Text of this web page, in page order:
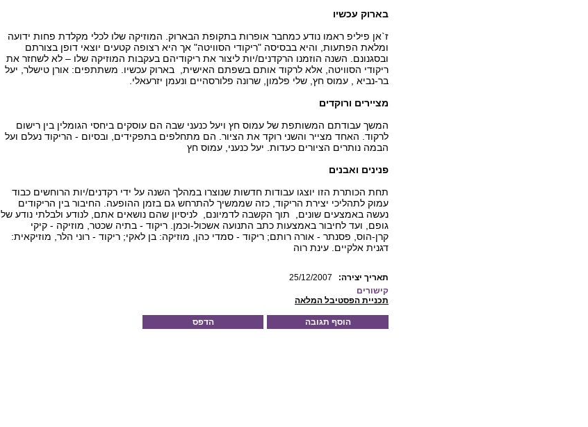
בארוק עכשיו
ז`אן פיליפ ראמו נודע כמחבר אופרות בתקופת הבארוק. המוזיקה שלו לכלי מקלדת פחות ידועה
ומלאת הפתעות, והיא בבסיסה "ריקודי הסוויטה" אך היא רצופה קטעים יוצאי דופן בצורתם
ובסגנונם. השנה הוזמנו הרקדנים/יות ליצור את ריקודיהם בעקבות המוזיקה שלו – לא לשחזר את
ריקודי הסוויטה, אלא לרקוד אותם בשפתם האישית, בארוק עכשיו. משתתפים: אורן טישלר, יעל
בר-נביא , עמוס חץ, שלי פלמון, שרונה פלורסהיים ונעמן יזרעאלי.
מציירים ורוקדים
המשך עבודתם המשותפת של עמוס חץ ויעל כנעני שבה הם עוסקים ביחסי הגומלין בין רישום
לרקוד. האחד מצייר והשני רוקד את הציור. הם מתחלפים בתפקידים, ובסיום - הריקוד נעלם ועל
הבמה נותרים הציורים כעדות. יעל כנעני, עמוס חץ
פנינים ואבנים
תחת הכותרת הזו יוצגו עבודות חדשות שנוצרו במהלך השנה על ידי רקדנים/יות הרוחשים כבוד
עמוק לתהליכי יצירת הריקוד, כזה שממשיך להתרחש גם בזמן ההופעה. החיבור בין הריקודים
נעשה באמצעים שונים, תוך הקשבה לדמיונם, לניסיון שהם נושאים אתם, לנודע ולבלתי נודע של
גופם, ועד לחיבור באמצעות כתב התנועה אשכול-וכמן. ריקוד - בתיה שכטר, מוזיקה - קיקי
קרן-הוס, פסנתר - אורה רותם; ריקוד - סמדי כהן, מוזיקה: בן לאקי; ריקוד - רוני הלר, מוזיקאית:
דגנית אלקיים. עינת רוה
25/12/2007
:תאריך יצירה
קישורים
תכניית הפסטיבל המלאה
הדפס הוסף תגובה